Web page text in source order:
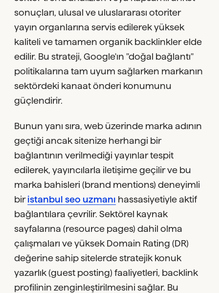
sonuçları, ulusal ve uluslararası otoriter
yayın organlarına servis edilerek yüksek
kaliteli ve tamamen organik backlinkler elde
edilir. Bu strateji, Google'ın "doğal bağlantı"
politikalarına tam uyum sağlarken markanın
sektördeki kanaat önderi konumunu
güçlendirir.
Bunun yanı sıra, web üzerinde marka adının
geçtiği ancak sitenize herhangi bir
bağlantının verilmediği yayınlar tespit
edilerek, yayıncılarla iletişime geçilir ve bu
marka bahisleri (brand mentions) deneyimli
bir istanbul seo uzmanı hassasiyetiyle aktif
bağlantılara çevrilir. Sektörel kaynak
sayfalarına (resource pages) dahil olma
çalışmaları ve yüksek Domain Rating (DR)
değerine sahip sitelerde stratejik konuk
yazarlık (guest posting) faaliyetleri, backlink
profilinin zenginleştirilmesini sağlar. Bu